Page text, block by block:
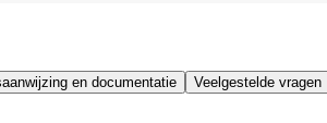
en documentatie Veelgestelde vragen